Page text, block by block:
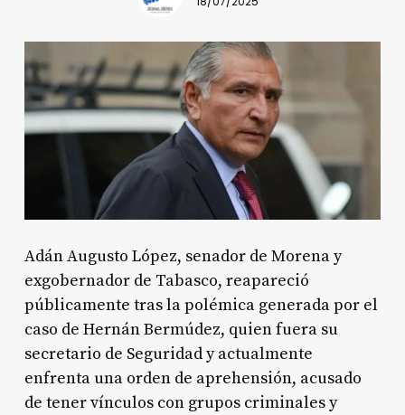
Adán Augusto López, senador de Morena y
exgobernador de Tabasco, reapareció
públicamente tras la polémica generada por el
caso de Hernán Bermúdez, quien fuera su
secretario de Seguridad y actualmente
enfrenta una orden de aprehensión, acusado
de tener vínculos con grupos criminales y